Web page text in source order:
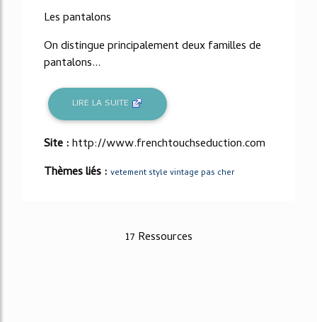
Les pantalons
On distingue principalement deux familles de
pantalons...
LIRE LA SUITE
Site :http://www.frenchtouchseduction.com
Thèmes liés : vetement style vintage pas cher
17 Ressources